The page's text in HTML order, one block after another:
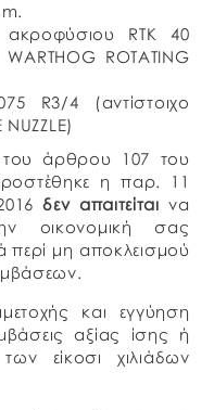
ακροφύσιου RTK 40
ROTATING
R3/4 (αντίστοιχο
άρθρου 107 του
η παρ. 11
δεν απαιτείται να
οικονομική σας
περί μη αποκλεισμού
και εγγύηση
αξίας ίσης ή
είκοσι χιλιάδων